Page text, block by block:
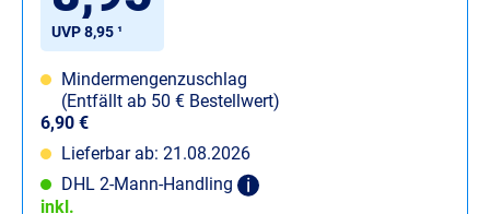
UVP 8,95 ¹
Mindermengenzuschlag
(Entfällt ab 50 € Bestellwert)
6,90 €
Lieferbar ab: 21.08.2026
DHL 2-Mann-Handling
inkl.